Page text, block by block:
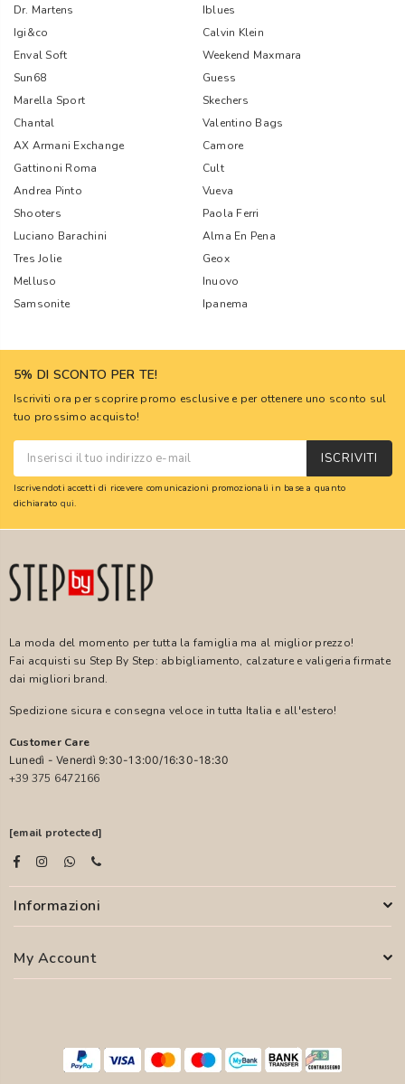
Dr. Martens
Iblues
Igi&co
Calvin Klein
Enval Soft
Weekend Maxmara
Sun68
Guess
Marella Sport
Skechers
Chantal
Valentino Bags
AX Armani Exchange
Camore
Gattinoni Roma
Cult
Andrea Pinto
Vueva
Shooters
Paola Ferri
Luciano Barachini
Alma En Pena
Tres Jolie
Geox
Melluso
Inuovo
Samsonite
Ipanema
5% DI SCONTO PER TE!
Iscriviti ora per scoprire promo esclusive e per ottenere uno sconto sul
tuo prossimo acquisto!
ISCRIVITI
Iscrivendoti accetti di ricevere comunicazioni promozionali in base a quanto
dichiarato qui.
La moda del momento per tutta la famiglia ma al miglior prezzo!
Fai acquisti su Step By Step: abbigliamento, calzature e valigeria firmate
dai migliori brand.
Spedizione sicura e consegna veloce in tutta Italia e all'estero!
Customer Care
Lunedì - Venerdì 9:30-13:00/16:30-18:30
+39 375 6472166
[email protected]
Informazioni
My Account